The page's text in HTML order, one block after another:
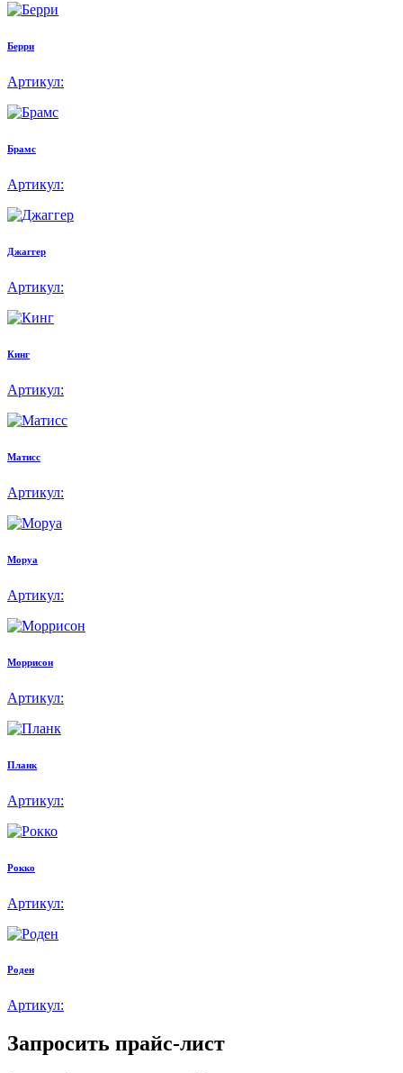
Берри
Артикул:
Брамс
Артикул:
Джаггер
Артикул:
Кинг
Артикул:
Матисс
Артикул:
Моруа
Артикул:
Моррисон
Артикул:
Планк
Артикул:
Рокко
Артикул:
Роден
Артикул:
Запросить прайс-лист